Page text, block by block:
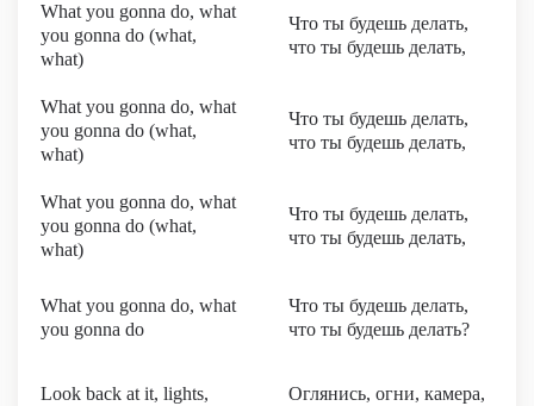
What you gonna do, what
you gonna do (what,
what)
Что ты будешь делать,
что ты будешь делать,
What you gonna do, what
you gonna do (what,
what)
Что ты будешь делать,
что ты будешь делать,
What you gonna do, what
you gonna do (what,
what)
Что ты будешь делать,
что ты будешь делать,
What you gonna do, what
you gonna do
Что ты будешь делать,
что ты будешь делать?
Look back at it, lights,
Оглянись, огни, камера,